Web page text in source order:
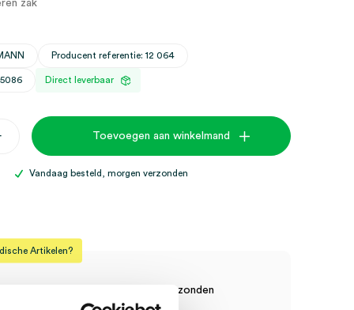
zak
Producent referentie: 12 064
Direct leverbaar
Toevoegen aan winkelmand
Vandaag besteld, morgen verzonden
Artikelen?
Vandaag besteld, vandaag verzonden